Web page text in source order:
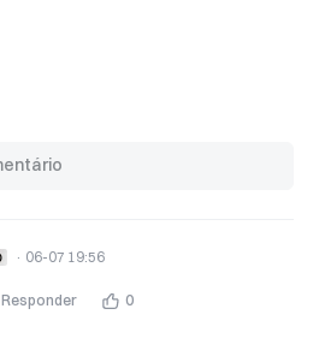
· 06-07 19:56
Responder 0